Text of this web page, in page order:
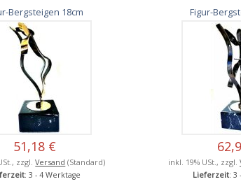
Bergsteigen 18cm
51,18 €
zzgl.Versand (Standard)
: 3 - 4 Werktage
Figur-
inkl. 19% USt., zzgl.
Lieferzeit: 3